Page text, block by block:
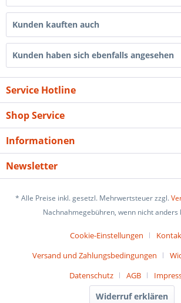
Kunden kauften auch
Kunden haben sich ebenfalls angesehen
Service Hotline
Shop Service
Informationen
Newsletter
* Alle Preise inkl. gesetzl. Mehrwertsteuer zzgl.
Nachnahmegebühren, wenn nicht anders
Cookie-Einstellungen
Versand und Zahlungsbedingungen
Datenschutz
AGB
Widerruf erklären